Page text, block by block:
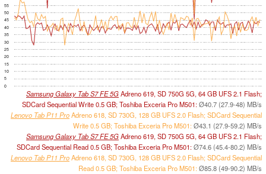
0
5
10
15
20
25
30
35
40
45
50
55
Samsung Galaxy Tab S7 FE 5GAdreno 619, SD 750G 5G, 64 GB UFS 2.1 Flash;
SDCard Sequential Write 0.5 GB; Toshiba Exceria Pro M501:Ø40.7 (27.9-48) MB/s
Lenovo Tab P11 ProAdreno 618, SD 730G, 128 GB UFS 2.0 Flash; SDCard Sequential
Write 0.5 GB; Toshiba Exceria Pro M501:Ø43.1 (27.9-59.2) MB/s
Samsung Galaxy Tab S7 FE 5GAdreno 619, SD 750G 5G, 64 GB UFS 2.1 Flash;
SDCard Sequential Read 0.5 GB; Toshiba Exceria Pro M501:Ø74.6 (45.4-80.2) MB/s
Lenovo Tab P11 ProAdreno 618, SD 730G, 128 GB UFS 2.0 Flash; SDCard Sequential
Read 0.5 GB; Toshiba Exceria Pro M501:Ø85.8 (49-90.2) MB/s